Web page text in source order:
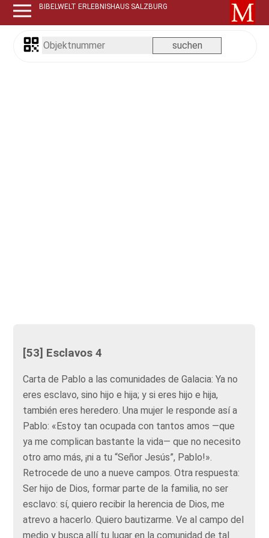
BIBELWELT ERLEBNISHAUS SALZBURG
[53] Esclavos 4
Carta de Pablo a las comunidades de Galacia: Ya no
eres esclavo, sino hijo e hija; y si eres hijo e hija,
también eres heredero. Una mujer le responde así a
Pablo: «Estoy tan ocupada con tantos amos —que
ya me complican bastante la vida— que no necesito
otro amo más, ¡ni a tu “Señor Jesús”, Pablo!».
Retrocede de uno a nueve campos. Otra respuesta:
Ser hijo de Dios, formar parte de la familia, no ser
esclavo: sí, quiero recibir la herencia de Dios, me
atrevo a hacerlo. Quiero bautizarme. Ve al campo del
medio y busca allí tu lugar en la comunidad de tal